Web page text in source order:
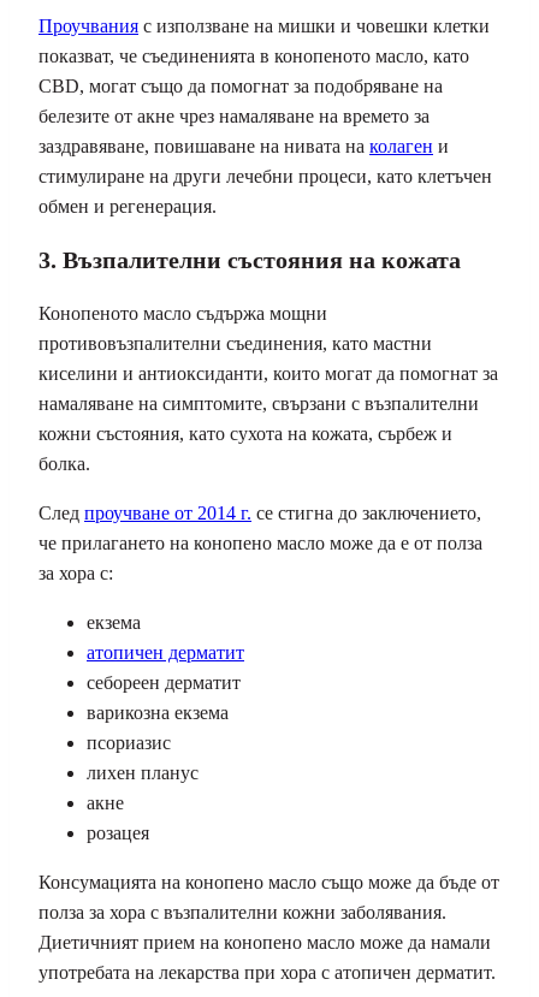
Проучвания с използване на мишки и човешки клетки
показват, че съединенията в конопеното масло, като
CBD, могат също да помогнат за подобряване на
белезите от акне чрез намаляване на времето за
заздравяване, повишаване на нивата на колаген и
стимулиране на други лечебни процеси, като клетъчен
обмен и регенерация.
3. Възпалителни състояния на кожата
Конопеното масло съдържа мощни
противовъзпалителни съединения, като мастни
киселини и антиоксиданти, които могат да помогнат за
намаляване на симптомите, свързани с възпалителни
кожни състояния, като сухота на кожата, сърбеж и
болка.
След проучване от 2014 г. се стигна до заключението,
че прилагането на конопено масло може да е от полза
за хора с:
екзема
атопичен дерматит
себореен дерматит
варикозна екзема
псориазис
лихен планус
акне
розацея
Консумацията на конопено масло също може да бъде от
полза за хора с възпалителни кожни заболявания.
Диетичният прием на конопено масло може да намали
употребата на лекарства при хора с атопичен дерматит.